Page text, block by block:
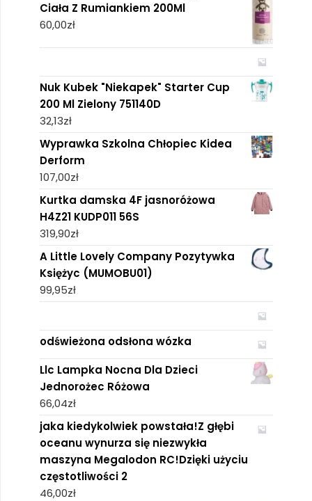
Ciała Z Rumiankiem 200Ml
60,00zł
Nuk Kubek "Niekapek" Starter Cup
200 Ml Zielony 751140D
32,13zł
Wyprawka Szkolna Chłopiec Kidea
Derform
107,00zł
Kurtka damska 4F jasnoróżowa
H4Z21 KUDP011 56S
319,90zł
A Little Lovely Company Pozytywka
Księżyc (MUMOBU01)
99,95zł
odświeżona odsłona wózka
Llc Lampka Nocna Dla Dzieci
Jednorożec Różowa
66,04zł
jaka kiedykolwiek powstała!Z głębi
oceanu wynurza się niezwykła
maszyna Megalodon RC!Dzięki użyciu
częstotliwości 2
46,00zł